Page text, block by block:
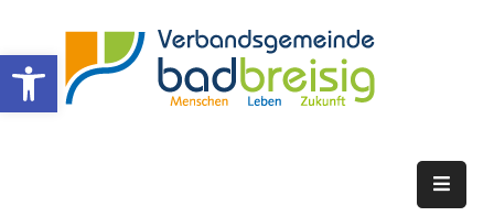
Werkzeugleiste öffnen